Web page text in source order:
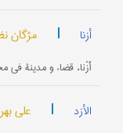
أزنا | مژگان
أَزْنا، قضاء و مدينة في
الأزد | علي